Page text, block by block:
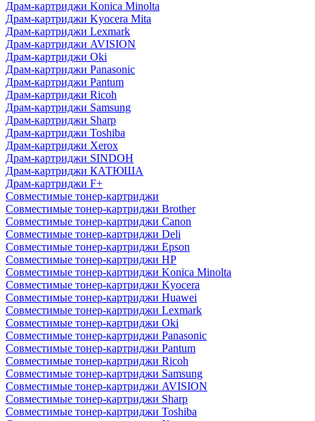
Драм-картриджи Konica Minolta
Драм-картриджи Kyocera Mita
Драм-картриджи Lexmark
Драм-картриджи AVISION
Драм-картриджи Oki
Драм-картриджи Panasonic
Драм-картриджи Pantum
Драм-картриджи Ricoh
Драм-картриджи Samsung
Драм-картриджи Sharp
Драм-картриджи Toshiba
Драм-картриджи Xerox
Драм-картриджи SINDOH
Драм-картриджи КАТЮША
Драм-картриджи F+
Совместимые тонер-картриджи
Совместимые тонер-картриджи Brother
Совместимые тонер-картриджи Canon
Совместимые тонер-картриджи Deli
Совместимые тонер-картриджи Epson
Совместимые тонер-картриджи HP
Совместимые тонер-картриджи Konica Minolta
Совместимые тонер-картриджи Kyocera
Совместимые тонер-картриджи Huawei
Совместимые тонер-картриджи Lexmark
Совместимые тонер-картриджи Oki
Совместимые тонер-картриджи Panasonic
Совместимые тонер-картриджи Pantum
Совместимые тонер-картриджи Ricoh
Совместимые тонер-картриджи Samsung
Совместимые тонер-картриджи AVISION
Совместимые тонер-картриджи Sharp
Совместимые тонер-картриджи Toshiba